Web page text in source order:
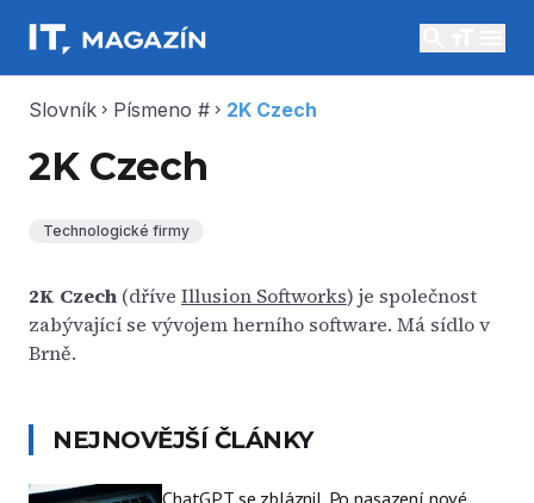
Slovník chevron_right Písmeno # chevron_right 2K Czech
2K Czech
Technologické firmy
2K Czech (dříve Illusion Softworks) je společnost
zabývající se vývojem herního software. Má sídlo v
Brně.
NEJNOVĚJŠÍ ČLÁNKY